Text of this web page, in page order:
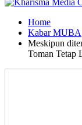
Home
Kabar MUBA
Meskipun
Toman Tetap